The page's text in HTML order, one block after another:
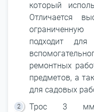
который
Отличается
ограниченную
подходит для
ремонтных
предметов, а
для садовых
Трос 3 мм